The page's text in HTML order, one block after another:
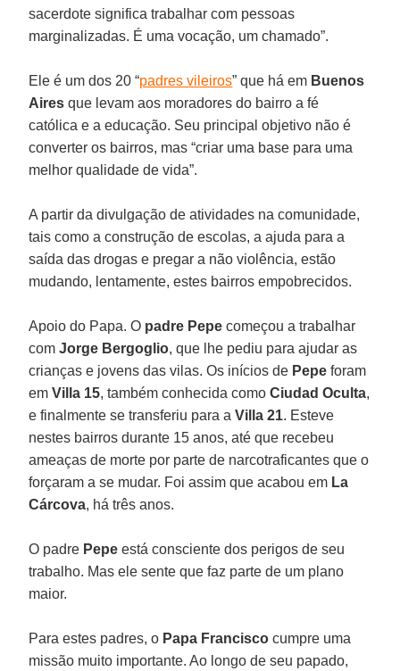
sacerdote significa trabalhar com pessoas
marginalizadas. É uma vocação, um chamado”.
Ele é um dos 20 “padres vileiros” que há em Buenos
Aires que levam aos moradores do bairro a fé
católica e a educação. Seu principal objetivo não é
converter os bairros, mas “criar uma base para uma
melhor qualidade de vida”.
A partir da divulgação de atividades na comunidade,
tais como a construção de escolas, a ajuda para a
saída das drogas e pregar a não violência, estão
mudando, lentamente, estes bairros empobrecidos.
Apoio do Papa. O padre Pepe começou a trabalhar
comJorge Bergoglio, que lhe pediu para ajudar as
crianças e jovens das vilas. Os inícios de Pepe foram
em Villa 15, também conhecida como Ciudad Oculta,
e finalmente se transferiu para aVilla 21. Esteve
nestes bairros durante 15 anos, até que recebeu
ameaças de morte por parte de narcotraficantes que o
forçaram a se mudar. Foi assim que acabou em La
Cárcova, há três anos.
O padre Pepe está consciente dos perigos de seu
trabalho. Mas ele sente que faz parte de um plano
maior.
Para estes padres, o Papa Francisco cumpre uma
missão muito importante. Ao longo de seu papado,